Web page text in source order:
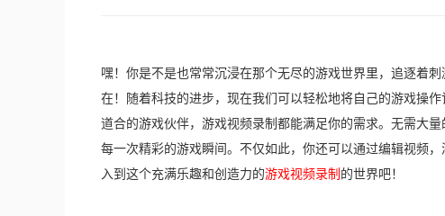
嘿！你是不是也常常沉浸在那个无尽的游戏世界里，追逐着
在！随着科技的进步，现在我们可以轻松地将自己的游戏操
道合的游戏伙伴，游戏视频录制都能满足你的需求。无需大
每一次精彩的游戏瞬间。不仅如此，你还可以通过编辑视频
入到这个充满乐趣和创造力的游戏视频录制 的世界吧！